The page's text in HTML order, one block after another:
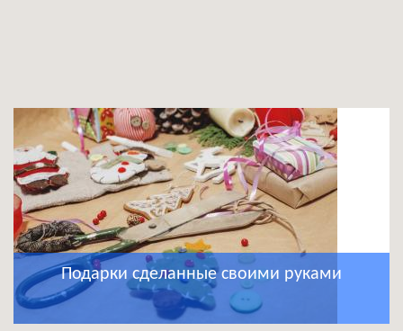
Подарки сделанные своими руками